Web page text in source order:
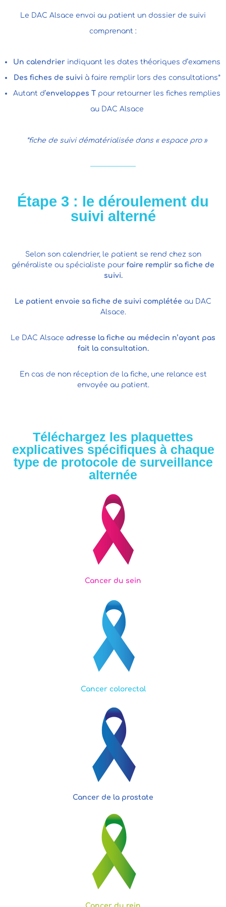
Le DAC Alsace envoi au patient un dossier de suivi
comprenant :
Un calendrier indiquant les dates théoriques d’examens
Des fiches de suivi à faire remplir lors des consultations*
Autant d’enveloppes T pour retourner les fiches remplies
au DAC Alsace
*fiche de suivi dématérialisée dans « espace pro »
Étape 3 : le déroulement du
suivi alterné
Selon son calendrier, le patient se rend chez son
généraliste ou spécialiste pour faire remplir sa fiche de
suivi.
Le patient envoie sa fiche de suivi complétée au DAC
Alsace.
Le DAC Alsace adresse la fiche au médecin n’ayant pas
fait la consultation.
En cas de non réception de la fiche, une relance est
envoyée au patient.
Téléchargez les plaquettes
explicatives spécifiques à chaque
type de protocole de surveillance
alternée
Cancer du sein
Cancer colorectal
Cancer de la prostate